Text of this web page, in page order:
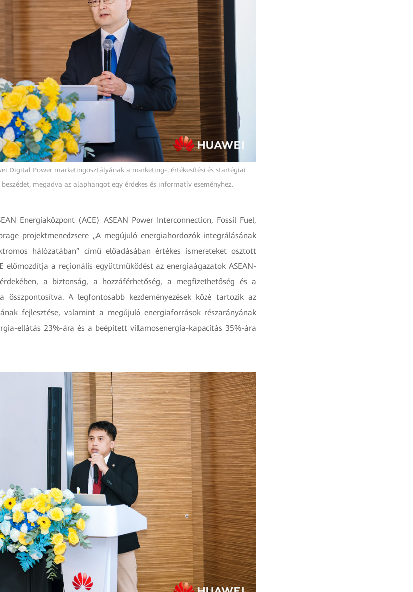
Digital Power marketingosztályának a marketing-, értékesítési és startégiai
megadva az alaphangot egy érdekes és informatív eseményhez.
Energiaközpont (ACE) ASEAN Power Interconnection, Fossil Fuel,
projektmenedzsere „A megújuló energiahordozók integrálásának
hálózatában” című előadásában értékes ismereteket osztott
előmozdítja a regionális együttműködést az energiaágazatok ASEAN-
a biztonság, a hozzáférhetőség, a megfizethetőség és a
összpontosítva. A legfontosabb kezdeményezések közé tartozik az
fejlesztése, valamint a megújuló energiaforrások részarányának
ellátás 23%-ára és a beépített villamosenergia-kapacitás 35%-ára